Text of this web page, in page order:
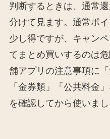
判断するときは、通常
分けて見ます。通常ポ
少し得ですが、キャン
てまとめ買いするのは
舗アプリの注意事項に
「金券類」「公共料金
を確認してから使いまし